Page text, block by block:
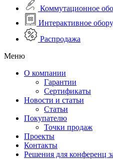
Коммутационное
Интерактивное
Распродажа
Меню
О компании
Гарантии
Сертификаты
Новости и статьи
Статьи
Покупателю
Точки продаж
Проекты
Контакты
Решения для конференц